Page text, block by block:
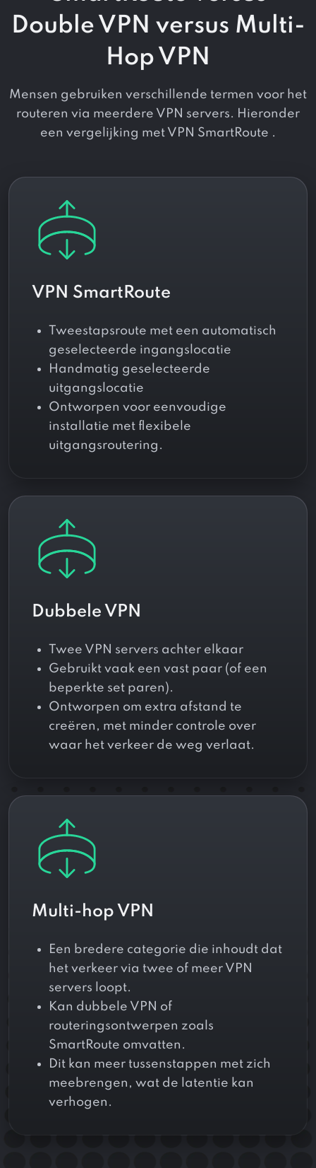
Double VPN versus Multi-
Hop VPN
Mensen gebruiken verschillende termen voor het
routeren via meerdere VPN servers. Hieronder
een vergelijking met VPN SmartRoute .
VPN SmartRoute
Tweestapsroute met een automatisch
geselecteerde ingangslocatie
Handmatig geselecteerde
uitgangslocatie
Ontworpen voor eenvoudige
installatie met flexibele
uitgangsroutering.
Dubbele VPN
Twee VPN servers achter elkaar
Gebruikt vaak een vast paar (of een
beperkte set paren).
Ontworpen om extra afstand te
creëren, met minder controle over
waar het verkeer de weg verlaat.
Multi-hop VPN
Een bredere categorie die inhoudt dat
het verkeer via twee of meer VPN
servers loopt.
Kan dubbele VPN of
routeringsontwerpen zoals
SmartRoute omvatten.
Dit kan meer tussenstappen met zich
meebrengen, wat de latentie kan
verhogen.